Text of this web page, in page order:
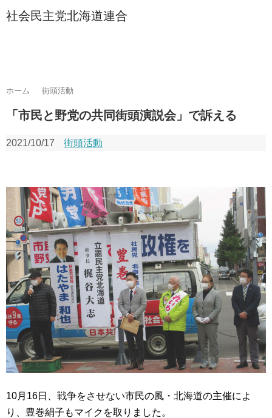
社会民主党北海道連合
ホーム 街頭活動
「市民と野党の共同街頭演説会」で訴える
2021/10/17 街頭活動
10月16日、戦争をさせない市民の風・北海道の主催によ
り、豊巻絹子もマイクを取りました。